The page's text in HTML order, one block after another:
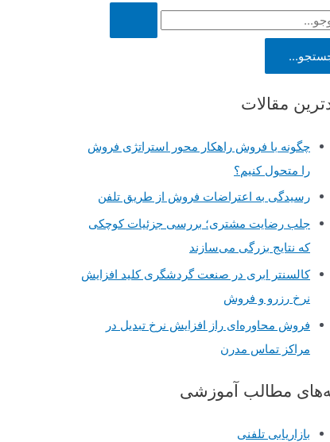
مقالات
چگونه با فروش راهکار محور استراتژی فروش
را متحول کنیم؟
رسیدگی به اعتراضات فروش از طریق تلفن
جلب رضایت مشتری؛ بررسی جزئیات کوچکی
که نتایج بزرگی می‌سازند
کالسنتر ابری در صنعت گردشگری کلید افزایش
نرخ رزرو و فروش
فروش محاوره‌ای راز افزایش نرخ تبدیل در
مراکز تماس مدرن
مطالب آموزشی
بازاریابی تلفنی